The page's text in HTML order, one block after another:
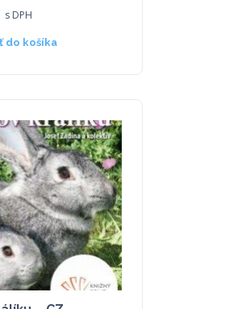
s DPH
do košíka